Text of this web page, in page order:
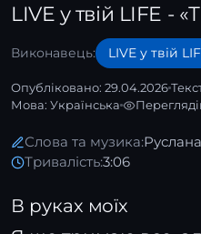
LIVE у твій LIFE -
Виконавець: LIVE у твій
Опубліковано: 29.04.2026
Мова: Українська
Слова та музика:
Тривалість:3:06
В руках моїх